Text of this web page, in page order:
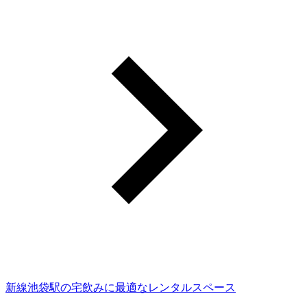
新線池袋駅の宅飲みに最適なレンタルスペース